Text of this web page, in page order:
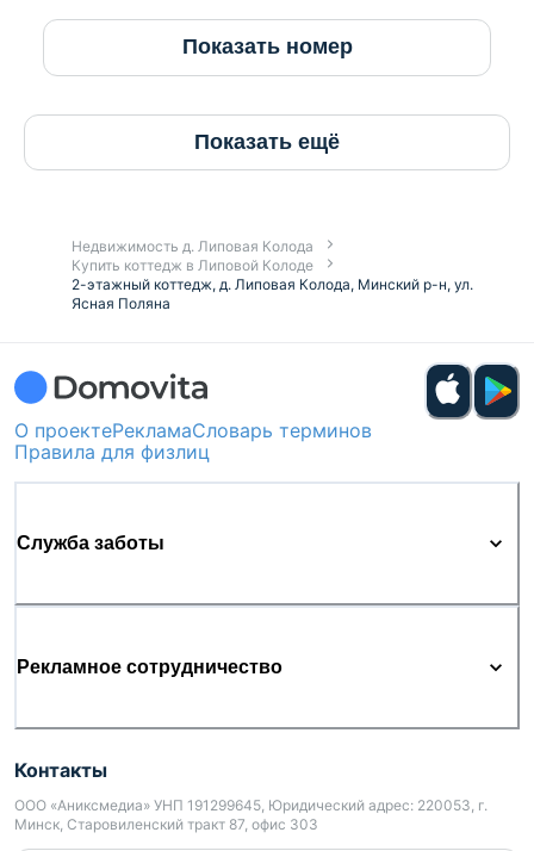
Показать номер
Показать ещё
Недвижимость д. Липовая Колода
Купить коттедж в Липовой Колоде
2-этажный коттедж, д. Липовая Колода, Минский р-н, ул.
Ясная Поляна
О проектеРекламаСловарь терминов
Правила для физлиц
Служба заботы
Рекламное сотрудничество
Контакты
ООО «Аниксмедиа» УНП 191299645, Юридический адрес: 220053, г.
Минск, Старовиленский тракт 87, офис 303